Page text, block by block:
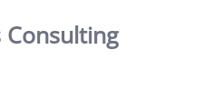
Consulting